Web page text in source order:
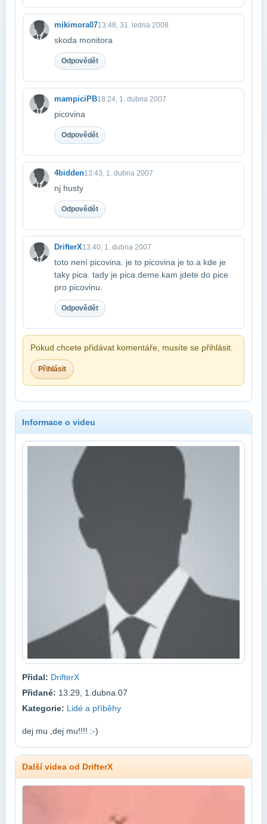
mikimora0713:48, 31. ledna 2008
skoda monitora
Odpovědět
mampiciPB18:24, 1. dubna 2007
picovina
Odpovědět
4bidden13:43, 1. dubna 2007
nj husty
Odpovědět
DrifterX13:40, 1. dubna 2007
toto není picovina. je to picovina je to.a kde je
taky pica. tady je pica.deme​.kam jdete do pice
pro picovinu.
Odpovědět
Pokud chcete přidávat komentáře, musíte se přihlásit.
Přihlásit
Informace o videu
Přidal: DrifterX
Přidané: 13:29, 1.dubna.07
Kategorie: Lidé a příběhy
dej mu ,dej mu!!!! :-)
Další videa od DrifterX